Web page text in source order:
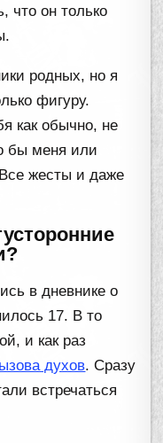
что он только
родных, но я
фигуру.
как обычно, не
бы меня или
жесты и даже
в дневнике о
17. В то
и как раз
духов. Сразу
встречаться